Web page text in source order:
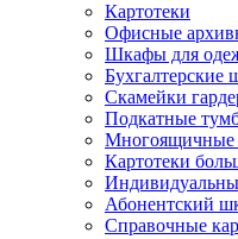
Картотеки
Офисные
Шкафы для
Бухгалтерские
Скамейки
Подкатные
Картотеки
Абонентский
Справочные